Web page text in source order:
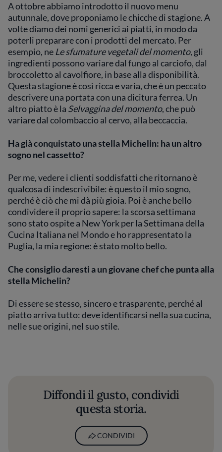
A ottobre abbiamo introdotto il nuovo menu
autunnale, dove proponiamo le chicche di stagione. A
volte diamo dei nomi generici ai piatti, in modo da
poterli preparare con i prodotti del mercato. Per
esempio, ne Le sfumature vegetali del momento, gli
ingredienti possono variare dal fungo al carciofo, dal
broccoletto al cavolfiore, in base alla disponibilità.
Questa stagione è così ricca e varia, che è un peccato
descrivere una portata con una dicitura ferrea. Un
altro piatto è la Selvaggina del momento, che può
variare dal colombaccio al cervo, alla beccaccia.
Ha già conquistato una stella Michelin: ha un altro
sogno nel cassetto?
Per me, vedere i clienti soddisfatti che ritornano è
qualcosa di indescrivibile: è questo il mio sogno,
perché è ciò che mi dà più gioia. Poi è anche bello
condividere il proprio sapere: la scorsa settimana
sono stato ospite a New York per la Settimana della
Cucina Italiana nel Mondo e ho rappresentato la
Puglia, la mia regione: è stato molto bello.
Che consiglio daresti a un giovane chef che punta alla
stella Michelin?
Di essere se stesso, sincero e trasparente, perché al
piatto arriva tutto: deve identificarsi nella sua cucina,
nelle sue origini, nel suo stile.
Diffondi il gusto, condividi
questa storia.
CONDIVIDI